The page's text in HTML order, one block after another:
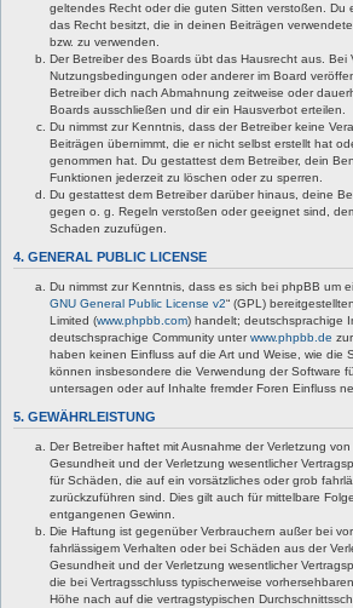
geltendes Recht oder die guten Sitten verstoßen. Du
das Recht besitzt, die in deinen Beiträgen
bzw. zu verwenden.
Der Betreiber des Boards übt das Hausrecht aus. Bei
Nutzungsbedingungen oder anderer im Board
Betreiber dich nach Abmahnung zeitweise oder
Boards ausschließen und dir ein Hausverbot erteilen.
Du nimmst zur Kenntnis, dass der Betreiber keine
Beiträgen übernimmt, die er nicht selbst erstellt hat
genommen hat. Du gestattest dem Betreiber, dein
Funktionen jederzeit zu löschen oder zu sperren.
Du gestattest dem Betreiber darüber hinaus, deine
gegen o. g. Regeln verstoßen oder geeignet sind,
Schaden zuzufügen.
4. GENERAL PUBLIC LICENSE
Du nimmst zur Kenntnis, dass es sich bei phpBB um
GNU General Public License v2“ (GPL)
Limited (www.phpbb.com) handelt; deutschsprachige
deutschsprachige Community unterwww.phpbb.de
haben keinen Einfluss auf die Art und Weise, wie die
können insbesondere die Verwendung der Software
untersagen oder auf Inhalte fremder Foren Einfluss
5. GEWÄHRLEISTUNG
Der Betreiber haftet mit Ausnahme der Verletzung
Gesundheit und der Verletzung wesentlicher
für Schäden, die auf ein vorsätzliches oder grob
zurückzuführen sind. Dies gilt auch für mittelbare
entgangenen Gewinn.
Die Haftung ist gegenüber Verbrauchern außer bei
fahrlässigem Verhalten oder bei Schäden aus der
Gesundheit und der Verletzung wesentlicher
die bei Vertragsschluss typischerweise
Höhe nach auf die vertragstypischen